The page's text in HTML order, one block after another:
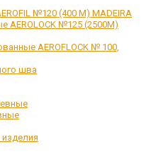
№120 (400 М) MADEIRA
AEROLOCK №125 (2500М)
AEROFLOCK № 100,
шва